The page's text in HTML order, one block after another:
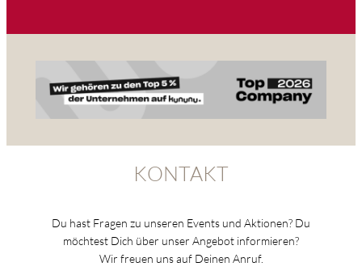
KONTAKT
Du hast Fragen zu unseren Events und Aktionen? Du
möchtest Dich über unser Angebot informieren?
Wir freuen uns auf Deinen Anruf.